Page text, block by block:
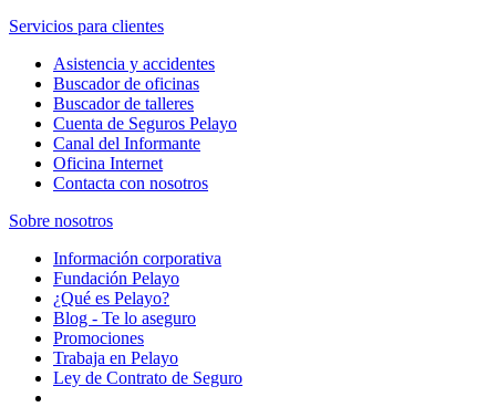
Servicios para clientes
Asistencia y accidentes
Buscador de oficinas
Buscador de talleres
Cuenta de Seguros Pelayo
Canal del Informante
Oficina Internet
Contacta con nosotros
Sobre nosotros
Información corporativa
Fundación Pelayo
¿Qué es Pelayo?
Blog - Te lo aseguro
Promociones
Trabaja en Pelayo
Ley de Contrato de Seguro